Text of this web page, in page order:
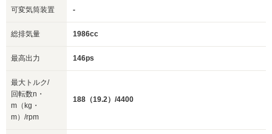
可変気筒装置 -
総排気量 1986cc
最高出力 146ps
最大トルク/
回転数n・
m（kg・
m）/rpm
188（19.2）/4400